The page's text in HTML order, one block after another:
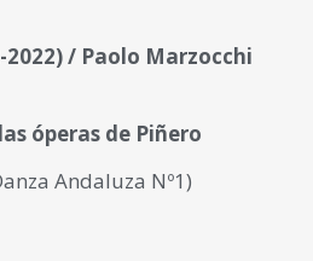
artístico de la WunderKammer
de Lampedusa.
2022) / Paolo Marzocchi
óperas de Piñero
Andaluza Nº1)